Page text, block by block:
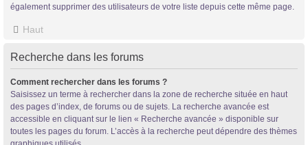
également supprimer des utilisateurs de votre liste depuis cette même page.
Haut
Recherche dans les forums
Comment rechercher dans les forums ?
Saisissez un terme à rechercher dans la zone de recherche située en haut
des pages d’index, de forums ou de sujets. La recherche avancée est
accessible en cliquant sur le lien « Recherche avancée » disponible sur
toutes les pages du forum. L’accès à la recherche peut dépendre des thèmes